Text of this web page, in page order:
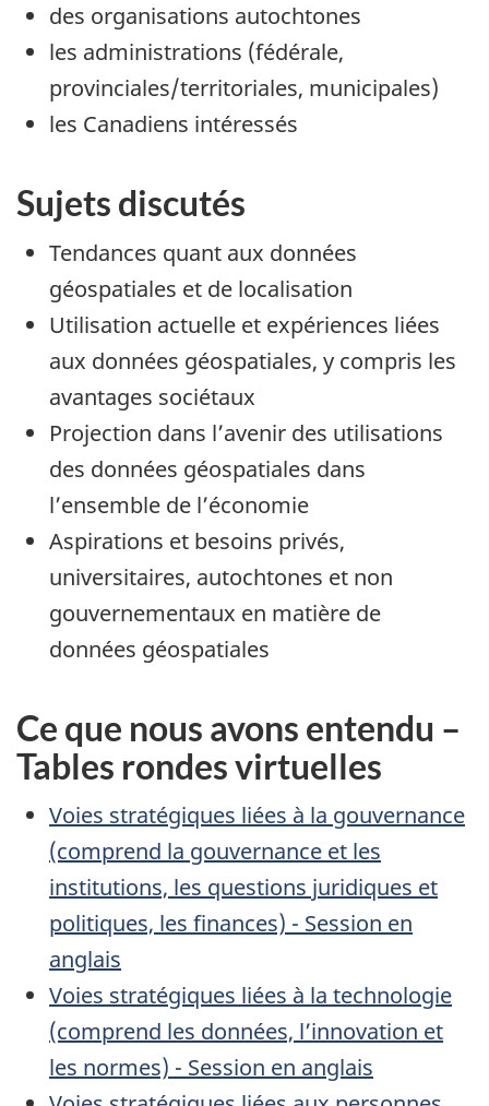
des organisations autochtones
les administrations (fédérale,
provinciales/territoriales, municipales)
les Canadiens intéressés
Sujets discutés
Tendances quant aux données
géospatiales et de localisation
Utilisation actuelle et expériences liées
aux données géospatiales, y compris les
avantages sociétaux
Projection dans l’avenir des utilisations
des données géospatiales dans
l’ensemble de l’économie
Aspirations et besoins privés,
universitaires, autochtones et non
gouvernementaux en matière de
données géospatiales
Ce que nous avons entendu –
Tables rondes virtuelles
Voies stratégiques liées à la gouvernance
(comprend la gouvernance et les
institutions, les questions juridiques et
politiques, les finances) - Session en
anglais
Voies stratégiques liées à la technologie
(comprend les données, l’innovation et
les normes) - Session en anglais